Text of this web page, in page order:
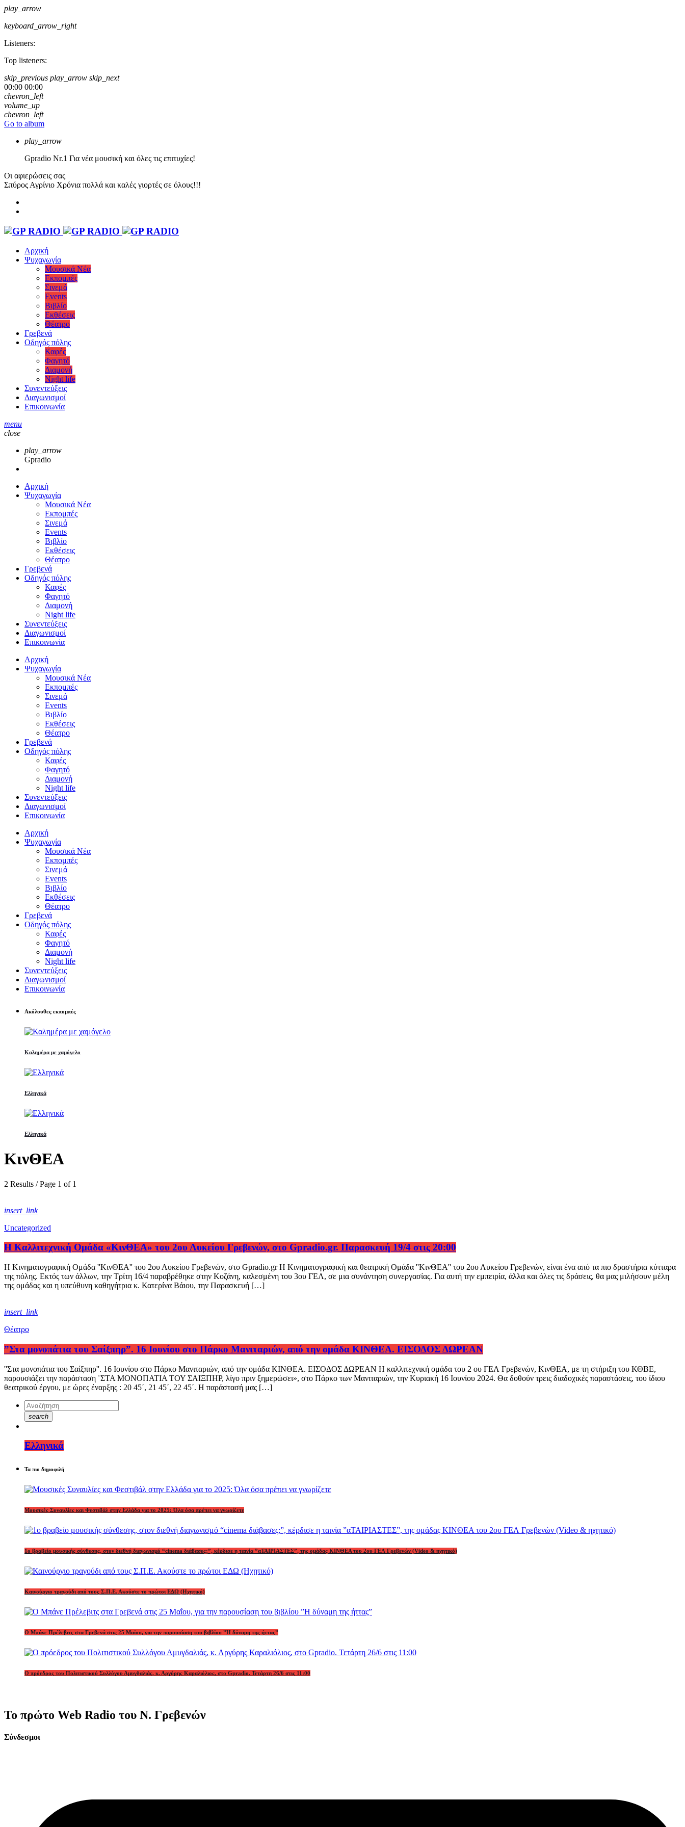
play_arrow
keyboard_arrow_right
Listeners:
Top listeners:
skip_previous play_arrow skip_next
00:00 00:00
chevron_left
volume_up
chevron_left
Go to album
play_arrow
Gpradio Nr.1 Για νέα μουσική και όλες τις επιτυχίες!
Οι αφιερώσεις σας
Σπύρος Αγρίνιο Χρόνια πολλά και καλές γιορτές σε όλους!!!
Αρχική
Ψυχαγωγία
Μουσικά Νέα
Εκπομπές
Σινεμά
Events
Βιβλίο
Εκθέσεις
Θέατρο
Γρεβενά
Οδηγός πόλης
Καφές
Φαγητό
Διαμονή
Night life
Συνεντεύξεις
Διαγωνισμοί
Επικοινωνία
menu
close
play_arrow
Gpradio
Αρχική
Ψυχαγωγία
Μουσικά Νέα
Εκπομπές
Σινεμά
Events
Βιβλίο
Εκθέσεις
Θέατρο
Γρεβενά
Οδηγός πόλης
Καφές
Φαγητό
Διαμονή
Night life
Συνεντεύξεις
Διαγωνισμοί
Επικοινωνία
Αρχική
Ψυχαγωγία
Μουσικά Νέα
Εκπομπές
Σινεμά
Events
Βιβλίο
Εκθέσεις
Θέατρο
Γρεβενά
Οδηγός πόλης
Καφές
Φαγητό
Διαμονή
Night life
Συνεντεύξεις
Διαγωνισμοί
Επικοινωνία
Αρχική
Ψυχαγωγία
Μουσικά Νέα
Εκπομπές
Σινεμά
Events
Βιβλίο
Εκθέσεις
Θέατρο
Γρεβενά
Οδηγός πόλης
Καφές
Φαγητό
Διαμονή
Night life
Συνεντεύξεις
Διαγωνισμοί
Επικοινωνία
Ακόλουθες εκπομπές
Καλημέρα με χαμόγελο
Ελληνικά
Ελληνικά
ΚινΘΕΑ
2 Results / Page 1 of 1
insert_link
Uncategorized
Η Καλλιτεχνική Ομάδα «ΚινΘΕΑ» του 2ου Λυκείου Γρεβενών, στο Gpradio.gr. Παρασκευή 19/4 στις 20:00
Η Κινηματογραφική Ομάδα ''ΚινΘΕΑ'' του 2ου Λυκείου Γρεβενών, στο Gpradio.gr Η Κινηματογραφική και θεατρική Ομάδα ''ΚινΘΕΑ'' του 2ου Λυκείου Γρεβενών, είναι ένα από τα πιο δραστήρια κύτταρα
της πόλης. Εκτός των άλλων, την Τρίτη 16/4 παραβρέθηκε στην Κοζάνη, καλεσμένη του 3ου ΓΕΛ, σε μια συνάντηση συνεργασίας. Για αυτή την εμπειρία, άλλα και όλες τις δράσεις, θα μας μιλήσουν μέλη
της ομάδας και η υπεύθυνη καθηγήτρια κ. Κατερίνα Βάιου, την Παρασκευή […]
insert_link
Θέατρο
”Στα μονοπάτια του Σαίξπηρ”. 16 Ιουνίου στο Πάρκο Μανιταριών, από την ομάδα ΚΙΝΘΕΑ. ΕΙΣΟΔΟΣ ΔΩΡΕΑΝ
''Στα μονοπάτια του Σαίξπηρ''. 16 Ιουνίου στο Πάρκο Μανιταριών, από την ομάδα ΚΙΝΘΕΑ. ΕΙΣΟΔΟΣ ΔΩΡΕΑΝ Η καλλιτεχνική ομάδα του 2 ου ΓΕΛ Γρεβενών, ΚινΘΕΑ, με τη στήριξη του ΚΘΒΕ,
παρουσιάζει την παράσταση ¨ΣΤΑ ΜΟΝΟΠΑΤΙΑ ΤΟΥ ΣΑΙΞΠΗΡ, λίγο πριν ξημερώσει», στο Πάρκο των Μανιταριών, την Κυριακή 16 Ιουνίου 2024. Θα δοθούν τρεις διαδοχικές παραστάσεις, του ίδιου
θεατρικού έργου, με ώρες έναρξης : 20 45΄, 21 45΄, 22 45΄. Η παράστασή μας […]
search
Ελληνικά
Τα πιο δημοφιλή
Μουσικές Συναυλίες και Φεστιβάλ στην Ελλάδα για το 2025: Όλα όσα πρέπει να γνωρίζετε
1o βραβείο μουσικής σύνθεσης, στον διεθνή διαγωνισμό “cinema διάβασες;”, κέρδισε η ταινία ”αΤΑΙΡΙΑΣΤΕΣ”, της ομάδας ΚΙΝΘΕΑ του 2ου ΓΕΛ Γρεβενών (Video & ηχητικό)
Καινούργιο τραγούδι από τους Σ.Π.Ε. Ακούστε το πρώτοι ΕΔΩ (Ηχητικό)
Ο Μπάνε Πρέλεβιτς στα Γρεβενά στις 25 Μαΐου, για την παρουσίαση του βιβλίου ”Η δύναμη της ήττας”
Ο πρόεδρος του Πολιτιστικού Συλλόγου Αμυγδαλιάς, κ. Αργύρης Καραλιόλιος, στο Gpradio. Τετάρτη 26/6 στις 11:00
Το πρώτο Web Radio του Ν. Γρεβενών
Σύνδεσμοι